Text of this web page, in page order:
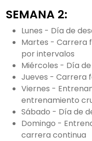
SEMANA 2:
Lunes - Día de
Martes - Carrera
por intervalos
Miércoles - Día
Jueves - Carrera
Viernes -
entrenamiento
Sábado - Día de
Domingo -
carrera continua